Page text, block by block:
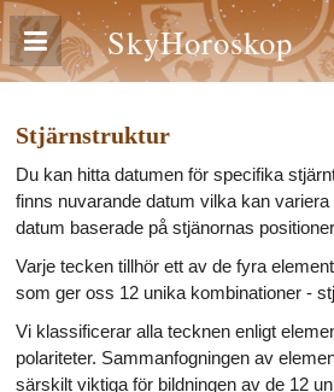
SkyHoroskop
Stjärnstruktur
Du kan hitta datumen för specifika
finns nuvarande datum vilka kan
datum baserade på stjänornas
Varje tecken tillhör ett av de fyra
som ger oss 12 unika kombinationer -
Vi klassificerar alla tecknen enligt
polariteter. Sammanfogningen av
särskilt viktiga för bildningen av de 12